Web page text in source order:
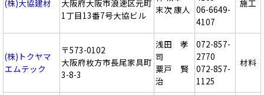
(株)大協建材
大阪府大阪市浪速区元町
1丁目13番7号大協ビル
末次 康人
06-6649-
4107
施工
(株)トクヤマ
エムテック
〒573-0102
大阪府枚方市長尾家具町
3-8-3
浅田 孝
司
粟戸 賢
治
072-857-
2770
072-857-
1125
材料